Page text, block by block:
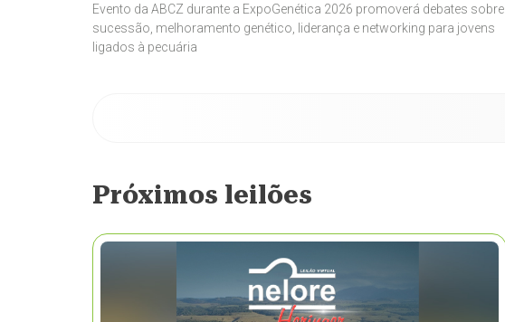
Evento da ABCZ durante a ExpoGenética 2026 promoverá debates sobre
sucessão, melhoramento genético, liderança e networking para jovens
ligados à pecuária
Próximos leilões